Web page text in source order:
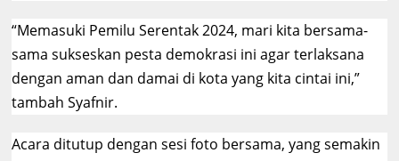
“Memasuki Pemilu Serentak 2024, mari kita bersama-
sama sukseskan pesta demokrasi ini agar terlaksana
dengan aman dan damai di kota yang kita cintai ini,”
tambah Syafnir.
Acara ditutup dengan sesi foto bersama, yang semakin